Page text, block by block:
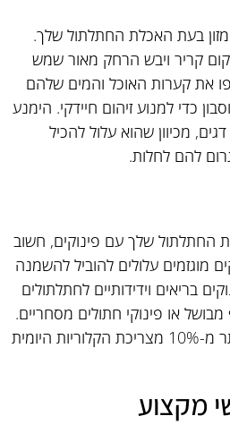
בעת האכלת החתלתול שלך.
קריר ויבש הרחק מאור שמש
את קערות האוכל והמים שלהם
כדי למנוע זיהום חיידקי. הימנע
מכיוון שהוא עלול להכיל
להם לחלות.
שלך עם פינוקים, חשוב
מוגזמים עלולים להוביל להשמנה
בריאים וידידותיים לחתלתולים
או פינוקי חתולים מסחריים.
הגבל את הפינוקים ללא יותר מ-10% מצריכת הקלוריות היומית
מקצוע